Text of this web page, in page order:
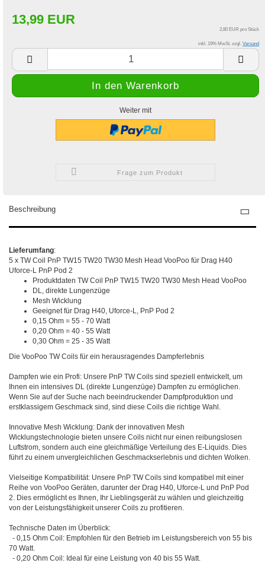
13,99 EUR
2,80 EUR pro Stück
inkl. 19% MwSt. zzgl. Versand
Weiter mit
Frage zum Produkt
Beschreibung
Lieferumfang:
5 x TW Coil PnP TW15 TW20 TW30 Mesh Head VooPoo für Drag H40
Uforce-L PnP Pod 2
Produktdaten TW Coil PnP TW15 TW20 TW30 Mesh Head VooPoo
DL, direkte Lungenzüge
Mesh Wicklung
Geeignet für Drag H40, Uforce-L, PnP Pod 2
0,15 Ohm = 55 - 70 Watt
0,20 Ohm = 40 - 55 Watt
0,30 Ohm = 25 - 35 Watt
Die VooPoo TW Coils für ein herausragendes Dampferlebnis
Dampfen wie ein Profi: Unsere PnP TW Coils sind speziell entwickelt, um
Ihnen ein intensives DL (direkte Lungenzüge) Dampfen zu ermöglichen.
Wenn Sie auf der Suche nach beeindruckender Dampfproduktion und
erstklassigem Geschmack sind, sind diese Coils die richtige Wahl.
Innovative Mesh Wicklung: Dank der innovativen Mesh
Wicklungstechnologie bieten unsere Coils nicht nur einen reibungslosen
Luftstrom, sondern auch eine gleichmäßige Verteilung des E-Liquids. Dies
führt zu einem unvergleichlichen Geschmackserlebnis und dichten Wolken.
Vielseitige Kompatibilität: Unsere PnP TW Coils sind kompatibel mit einer
Reihe von VooPoo Geräten, darunter der Drag H40, Uforce-L und PnP Pod
2. Dies ermöglicht es Ihnen, Ihr Lieblingsgerät zu wählen und gleichzeitig
von der Leistungsfähigkeit unserer Coils zu profitieren.
Technische Daten im Überblick:
- 0,15 Ohm Coil: Empfohlen für den Betrieb im Leistungsbereich von 55 bis
70 Watt.
- 0,20 Ohm Coil: Ideal für eine Leistung von 40 bis 55 Watt.